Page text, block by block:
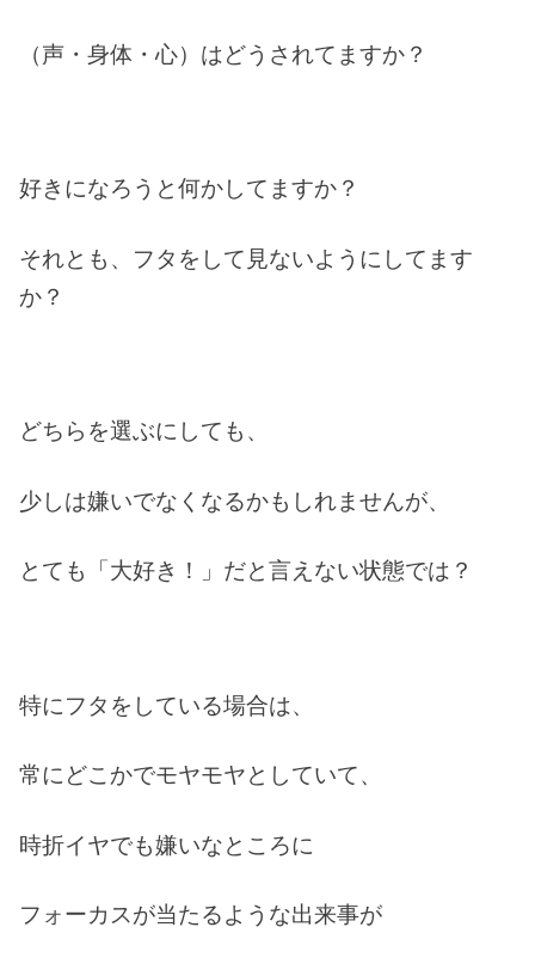
（声・身体・心）はどうされてますか？
好きになろうと何かしてますか？
それとも、フタをして見ないようにしてます
か？
どちらを選ぶにしても、
少しは嫌いでなくなるかもしれませんが、
とても「大好き！」だと言えない状態では？
特にフタをしている場合は、
常にどこかでモヤモヤとしていて、
時折イヤでも嫌いなところに
フォーカスが当たるような出来事が